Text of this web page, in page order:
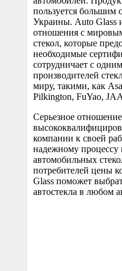
пользуется большим
Украины. Auto Glass
отношения с
стекол, которые
необходимые
сотрудничает с
производителей
миру, такими, как
Pilkington, FuYao,
Серьезное отношение
компании к своей
надежному процессу
автомобильных
потребителей цены
Glass поможет
автостекла в любом